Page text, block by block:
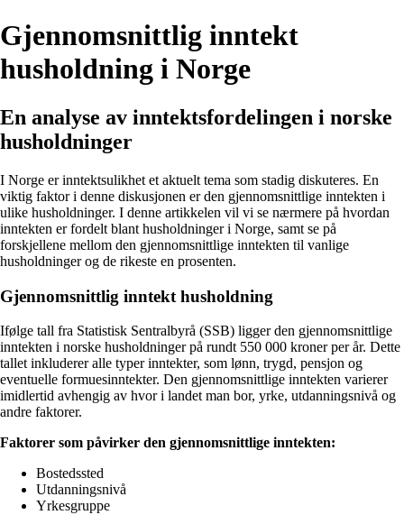
Gjennomsnittlig inntekt
husholdning i Norge
En analyse av inntektsfordelingen i norske
husholdninger
I Norge er inntektsulikhet et aktuelt tema som stadig diskuteres. En
viktig faktor i denne diskusjonen er den gjennomsnittlige inntekten i
ulike husholdninger. I denne artikkelen vil vi se nærmere på hvordan
inntekten er fordelt blant husholdninger i Norge, samt se på
forskjellene mellom den gjennomsnittlige inntekten til vanlige
husholdninger og de rikeste en prosenten.
Gjennomsnittlig inntekt husholdning
Ifølge tall fra Statistisk Sentralbyrå (SSB) ligger den gjennomsnittlige
inntekten i norske husholdninger på rundt 550 000 kroner per år. Dette
tallet inkluderer alle typer inntekter, som lønn, trygd, pensjon og
eventuelle formuesinntekter. Den gjennomsnittlige inntekten varierer
imidlertid avhengig av hvor i landet man bor, yrke, utdanningsnivå og
andre faktorer.
Faktorer som påvirker den gjennomsnittlige inntekten:
Bostedssted
Utdanningsnivå
Yrkesgruppe